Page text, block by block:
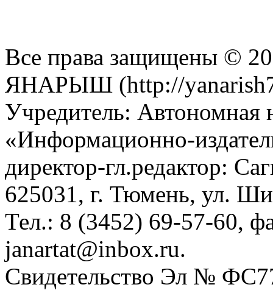
Все права защищены ©
ЯНАРЫШ (http://
Учредитель: Автономная
«Информационно-
директор-гл.редактор:
625031, г. Тюмень, ул.
Тел.: 8 (3452) 69-57-60,
janartat@inbox.ru.
Свидетельство Эл №